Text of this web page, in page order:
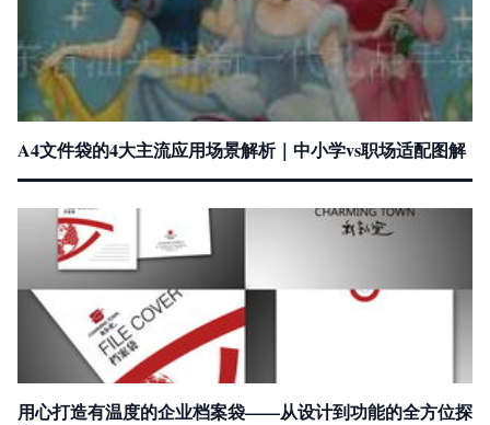
A4文件袋的4大主流应用场景解析｜中小学vs职场适配图解
用心打造有温度的企业档案袋——从设计到功能的全方位探